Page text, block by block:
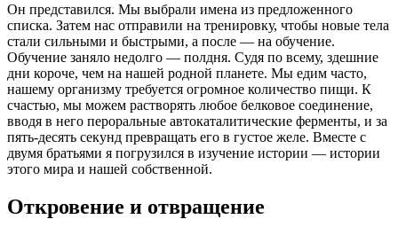
Он представился. Мы выбрали имена из предложенного
списка. Затем нас отправили на тренировку, чтобы новые тела
стали сильными и быстрыми, а после — на обучение.
Обучение заняло недолго — полдня. Судя по всему, здешние
дни короче, чем на нашей родной планете. Мы едим часто,
нашему организму требуется огромное количество пищи. К
счастью, мы можем растворять любое белковое соединение,
вводя в него пероральные автокаталитические ферменты, и за
пять-десять секунд превращать его в густое желе. Вместе с
двумя братьями я погрузился в изучение истории — истории
этого мира и нашей собственной.
Откровение и отвращение